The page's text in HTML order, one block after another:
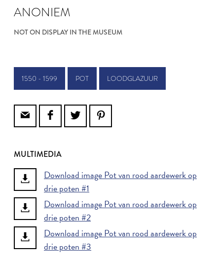
ANONIEM
NOT ON DISPLAY IN THE MUSEUM
1550 - 1599 POT LOODGLAZUUR
MULTIMEDIA
Download image Pot van rood aardewerk op
drie poten #1
Download image Pot van rood aardewerk op
drie poten #2
Download image Pot van rood aardewerk op
drie poten #3